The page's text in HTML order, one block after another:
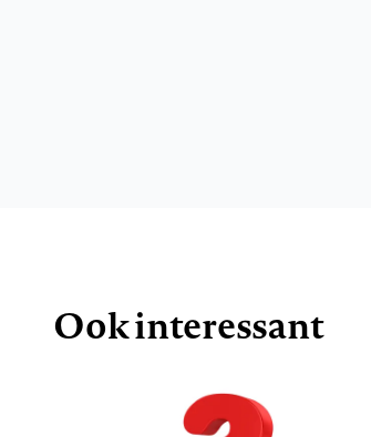
Ook interessant